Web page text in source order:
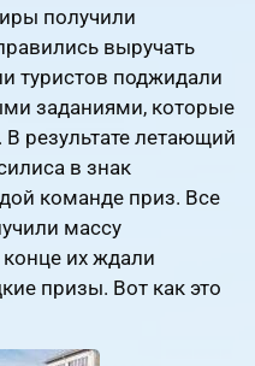
получили
выручать
туристов поджидали
заданиями, которые
результате летающий
в знак
команде приз. Все
массу
их ждали
призы. Вот как это